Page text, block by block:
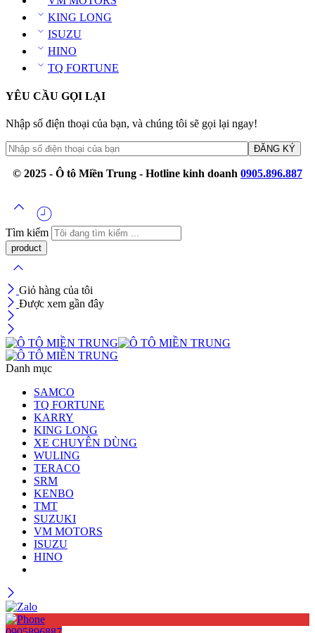
KING LONG
ISUZU
HINO
TQ FORTUNE
YÊU CẦU GỌI LẠI
Nhập số điện thoại của bạn, và chúng tôi sẽ gọi lại ngay!
© 2025 - Ô tô Miền Trung - Hotline kinh doanh 0905.896.887
Tìm kiếm
Giỏ hàng của tôi
Được xem gần đây
Danh mục
SAMCO
TQ FORTUNE
KARRY
KING LONG
XE CHUYÊN DÙNG
WULING
TERACO
SRM
KENBO
TMT
SUZUKI
VM MOTORS
ISUZU
HINO